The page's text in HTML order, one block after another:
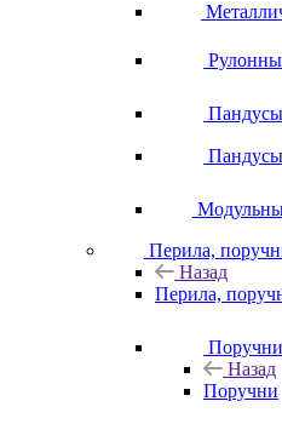
Пандусы
Пандусы
Перила,
Назад
Перила,
Поручни
Назад
Поручни